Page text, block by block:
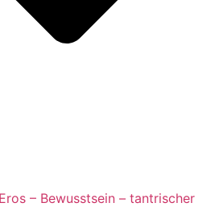
– Bewusstsein – tantrischer